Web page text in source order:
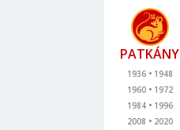
PATKÁNY
1936
1948
1960
1972
1984
1996
2008
2020